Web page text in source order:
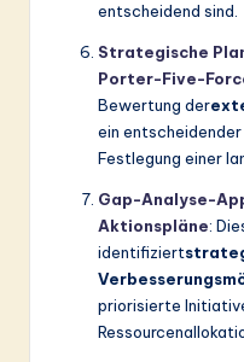
entscheidend sind.
Strategische
Porter-Five-
Bewertung der
ein
Festlegung einer
Gap-Analyse-
Aktionspläne:
identifiziert
priorisierte